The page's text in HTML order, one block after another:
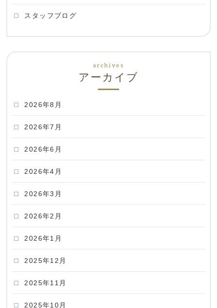
スタッフブログ
アーカイブ
2026年8月
2026年7月
2026年6月
2026年4月
2026年3月
2026年2月
2026年1月
2025年12月
2025年11月
2025年10月